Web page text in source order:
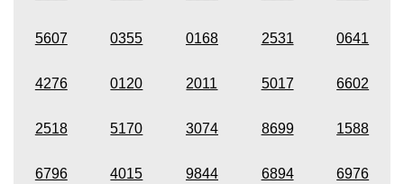
5607 0355 0168 2531 0641
4276 0120 2011 5017 6602
2518 5170 3074 8699 1588
6796 4015 9844 6894 6976